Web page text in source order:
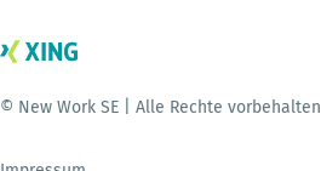
© New Work SE | Alle Rechte vorbehalten